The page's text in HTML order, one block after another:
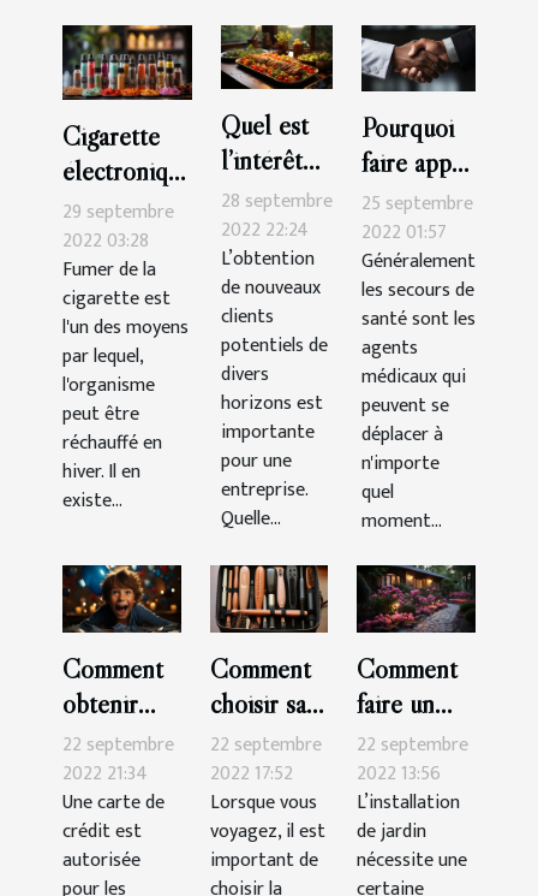
Cigarette
électronique
:Que faut-il
savoir ?
29 septembre
2022 03:28
Fumer de la
cigarette est
l'un des moyens
par lequel,
l'organisme
peut être
réchauffé en
hiver. Il en
existe...
Quel est
l’intérêt
d’un blog
de cuisine
?
28 septembre
2022 22:24
L’obtention
de nouveaux
clients
potentiels de
divers
horizons est
importante
pour une
entreprise.
Quelle...
Pourquoi
faire appel
à un
secours de
santé ?
25 septembre
2022 01:57
Généralement
les secours de
santé sont les
agents
médicaux qui
peuvent se
déplacer à
n'importe
quel
moment...
Comment
obtenir
une carte
de crédit
pour
mineur ?
22 septembre
2022 21:34
Une carte de
crédit est
autorisée
pour les
Comment
choisir sa
brosse à
cheveux
pour les
voyages ?
22 septembre
2022 17:52
Lorsque vous
voyagez, il est
important de
choisir la
Comment
faire un
beau jardin
pas cher ?
22 septembre
2022 13:56
L’installation
de jardin
nécessite une
certaine